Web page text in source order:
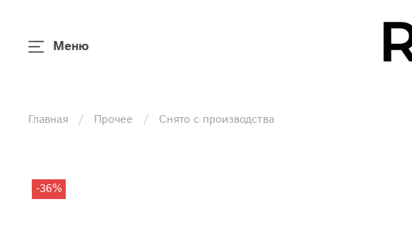
Меню
Главная Прочее Снято с производства
-36%